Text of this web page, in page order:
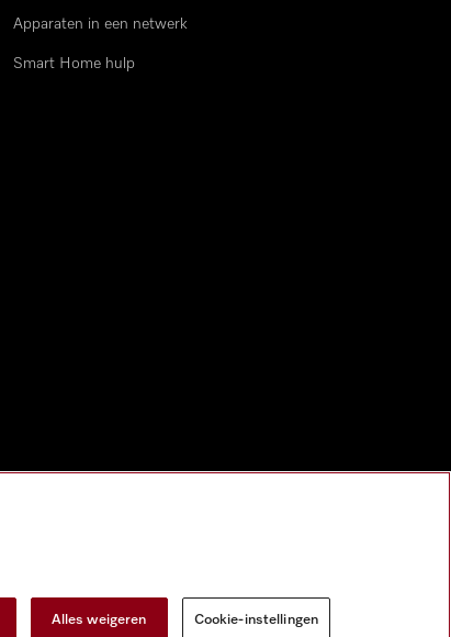
Apparaten in een netwerk
Smart Home hulp
Alles weigeren Cookie-instellingen